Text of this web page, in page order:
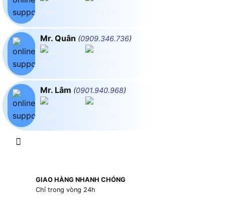
Mr. Quân (0909.346.736)
Mr. Lâm (0901.940.968)
GIAO HÀNG NHANH CHÓNG
Chỉ trong vòng 24h